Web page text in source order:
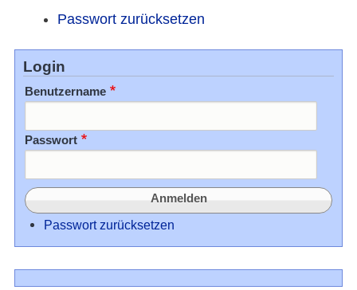
Passwort zurücksetzen
Login
Benutzername
Passwort
Passwort zurücksetzen